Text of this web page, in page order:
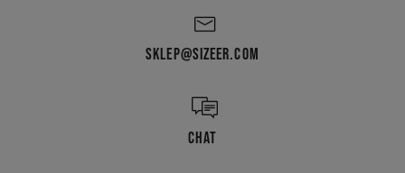
SKLEP@SIZEER.COM
CHAT